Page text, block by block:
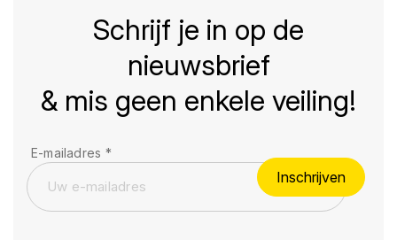
Schrijf je in op de
nieuwsbrief
& mis geen enkele veiling!
E-mailadres *
Inschrijven